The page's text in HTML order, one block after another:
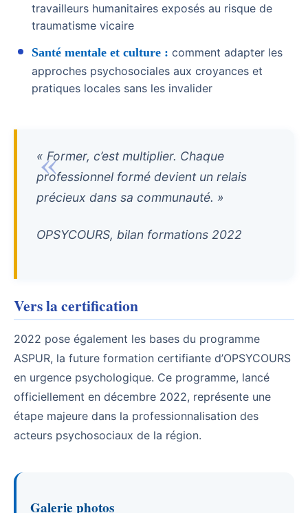
travailleurs humanitaires exposés au risque de
traumatisme vicaire
Santé mentale et culture : comment adapter les
approches psychosociales aux croyances et
pratiques locales sans les invalider
« Former, c’est multiplier. Chaque
professionnel formé devient un relais
précieux dans sa communauté. »
OPSYCOURS, bilan formations 2022
Vers la certification
2022 pose également les bases du programme
ASPUR, la future formation certifiante d’OPSYCOURS
en urgence psychologique. Ce programme, lancé
officiellement en décembre 2022, représente une
étape majeure dans la professionnalisation des
acteurs psychosociaux de la région.
Galerie photos